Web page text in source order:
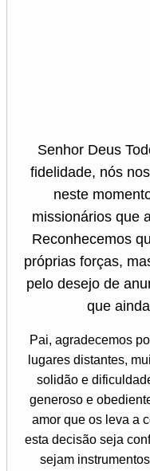
Senhor Deus
fidelidade, nós
neste
missionários que
Reconhecemos
próprias forças,
pelo desejo de
que
Pai, agradecemos
lugares distantes,
solidão e
generoso e
amor que os leva a
esta decisão seja
sejam